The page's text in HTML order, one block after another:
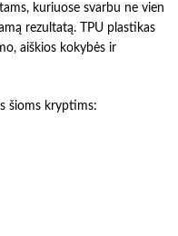
kuriuose svarbu ne vien
rezultatą. TPU plastikas
aiškios kokybės ir
šioms kryptims: